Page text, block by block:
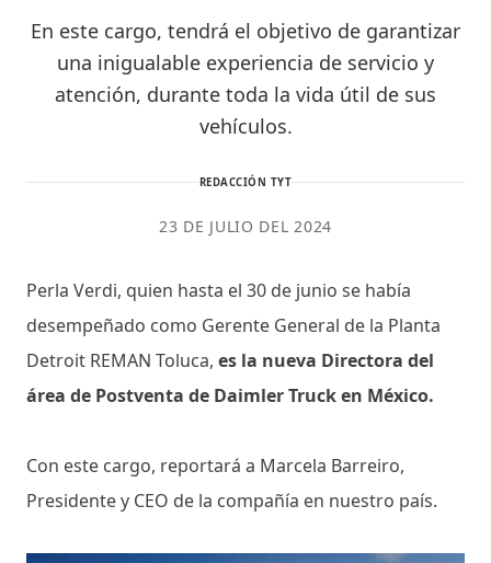
En este cargo, tendrá el objetivo de garantizar
una inigualable experiencia de servicio y
atención, durante toda la vida útil de sus
vehículos.
REDACCIÓN TYT
23 DE JULIO DEL 2024
Perla Verdi, quien hasta el 30 de junio se había
desempeñado como Gerente General de la Planta
Detroit REMAN Toluca, es la nueva Directora del
área de Postventa de Daimler Truck en México.
Con este cargo, reportará a Marcela Barreiro,
Presidente y CEO de la compañía en nuestro país.